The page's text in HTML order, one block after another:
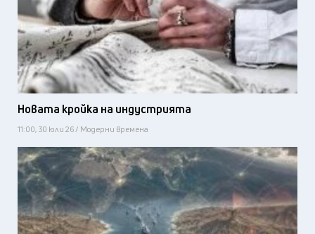
Новата кройка на индустрията
11:00, 30 юли 26 / Модерни времена